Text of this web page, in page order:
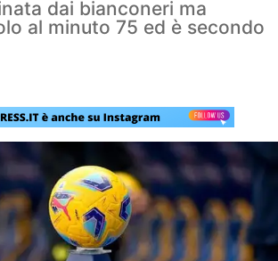
dai bianconeri ma
al minuto 75 ed è secondo